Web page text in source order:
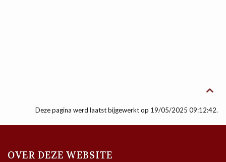

Deze pagina werd laatst bijgewerkt op 19/05/2025 09:12:42.
OVER DEZE WEBSITE